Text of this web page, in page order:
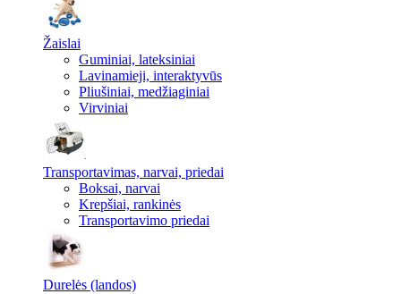
Žaislai
Guminiai, lateksiniai
Lavinamieji, interaktyvūs
Pliušiniai, medžiaginiai
Virviniai
Transportavimas, narvai, priedai
Boksai, narvai
Krepšiai, rankinės
Transportavimo priedai
Durelės (landos)